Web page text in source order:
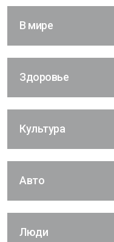
В мире
Здоровье
Культура
Авто
Люди